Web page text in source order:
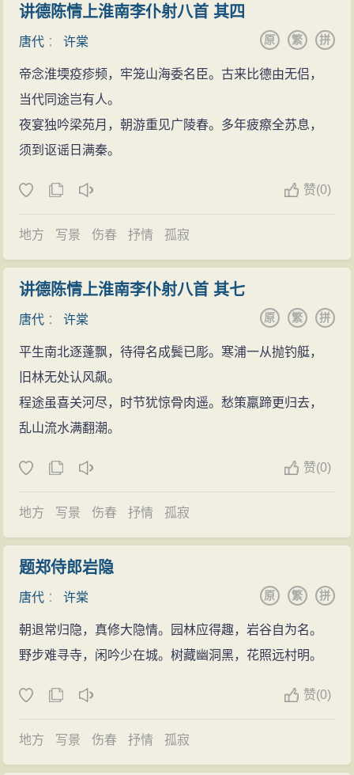
讲德陈情上淮南李仆射八首 其四
唐代 ：许棠 拼
繁
原
帝念淮堧疫疹频，牢笼山海委名臣。古来比德由无侣，
当代同途岂有人。
夜宴独吟梁苑月，朝游重见广陵春。多年疲瘵全苏息，
须到讴谣日满秦。
赞(0)
地方 写景 伤春 抒情 孤寂
讲德陈情上淮南李仆射八首 其七
唐代 ：许棠 拼
繁
原
平生南北逐蓬飘，待得名成鬓已彫。寒浦一从抛钓艇，
旧林无处认风飙。
程途虽喜关河尽，时节犹惊骨肉遥。愁策羸蹄更归去，
乱山流水满翻潮。
赞(0)
地方 写景 伤春 抒情 孤寂
题郑侍郎岩隐
唐代 ：许棠 拼
繁
原
朝退常归隐，真修大隐情。园林应得趣，岩谷自为名。
野步难寻寺，闲吟少在城。树藏幽洞黑，花照远村明。
赞(0)
地方 写景 伤春 抒情 孤寂